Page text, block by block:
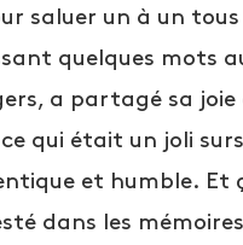
saluer un à un
quelques mots
a partagé sa
qui était un joli
et humble. Et
dans les